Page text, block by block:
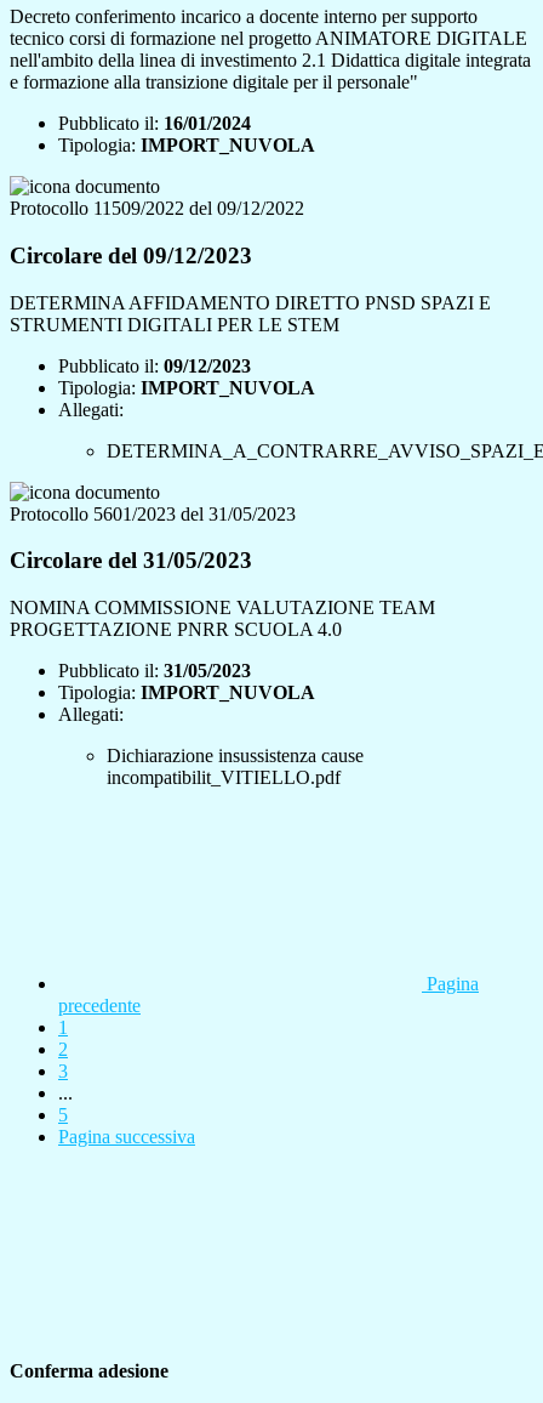
Decreto conferimento incarico a docente interno per supporto
tecnico corsi di formazione nel progetto ANIMATORE DIGITALE
nell'ambito della linea di investimento 2.1 Didattica digitale integrata
e formazione alla transizione digitale per il personale"
Pubblicato il: 16/01/2024
Tipologia: IMPORT_NUVOLA
Protocollo 11509/2022 del 09/12/2022
Circolare del 09/12/2023
DETERMINA AFFIDAMENTO DIRETTO PNSD SPAZI E
STRUMENTI DIGITALI PER LE STEM
Pubblicato il: 09/12/2023
Tipologia: IMPORT_NUVOLA
Allegati:
Protocollo 5601/2023 del 31/05/2023
Circolare del 31/05/2023
NOMINA COMMISSIONE VALUTAZIONE TEAM
PROGETTAZIONE PNRR SCUOLA 4.0
Pubblicato il: 31/05/2023
Tipologia: IMPORT_NUVOLA
Allegati:
Dichiarazione insussistenza cause
incompatibilit_VITIELLO.pdf
Pagina
precedente
1
2
3
...
5
Pagina successiva
Conferma adesione